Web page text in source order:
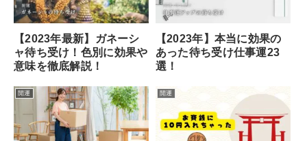
【2023年最新】ガネーシ
ャ待ち受け！色別に効果や
意味を徹底解説！
【2023年】本当に効果の
あった待ち受け仕事運23
選！
開運 開運